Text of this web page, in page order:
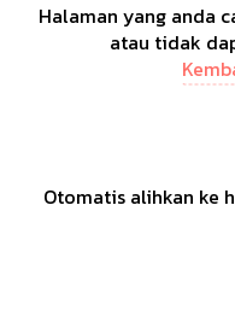
Halaman yang anda
atau tidak
Otomatis alihkan ke